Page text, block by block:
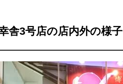
舎3号店の店内外の様子